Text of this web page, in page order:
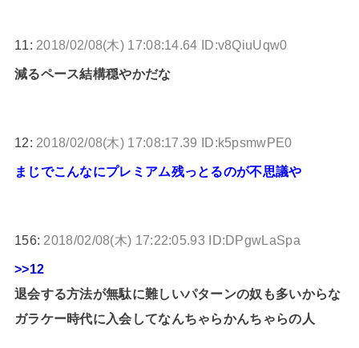
11: 2018/02/08(木) 17:08:14.64 ID:v8QiuUqw0
減るペース結構穏やかだな
12: 2018/02/08(木) 17:08:17.39 ID:k5psmwPE0
まじでこんなにプレミアム残っとるのが不思議や
156: 2018/02/08(木) 17:22:05.93 ID:DPgwLaSpa
>>12
退会する方法が無駄に難しいパターンの奴も多いからな
ガラケー時代に入会してなんちゃらかんちゃらの人